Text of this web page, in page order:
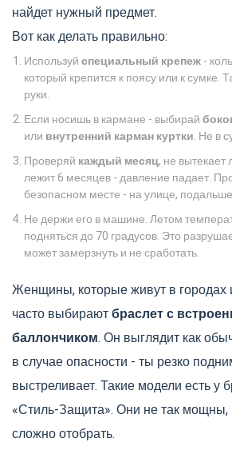
найдет нужный предмет.
Вот как делать правильно:
Используйспециальный крепеж-
который крепится к поясу или к сумке.
руки.
Если носишь в кармане - выбирай
или внутренний карман куртки. Не в
Проверяй каждый месяц, не вытекает
лежит 6 месяцев - давление падает.
безопасном месте - на улице,
Не держи его в машине. Летом
подняться до 70 градусов. Это
может замерзнуть и не сработать.
Женщины, которые живут в городах
часто выбираютбраслет с
баллончиком. Он выглядит как
в случае опасности - ты резко
выстреливает. Такие модели есть у
«Стиль-Защита». Они не так мощны,
сложно отобрать.